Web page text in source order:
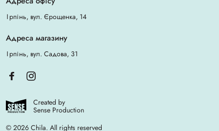
Ірпінь, вул. Єрощенка, 14
Адреса магазину
Ірпінь, вул. Садова, 31
Created by
Sense Production
© 2026 Chila. All rights reserved